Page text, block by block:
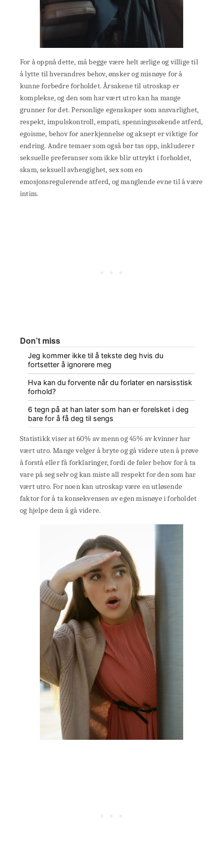
For å oppnå dette, må begge være helt ærlige og villige til
å lytte til hverandres behov, ønsker og misnøye for å
kunne forbedre forholdet. Årsakene til utroskap er
komplekse, og den som har vært utro kan ha mange
grunner for det. Personlige egenskaper som ansvarlighet,
respekt, impulskontroll, empati, spenningssøkende atferd,
egoisme, behov for anerkjennelse og aksept er viktige for
endring. Andre temaer som også bør tas opp, inkluderer
seksuelle preferanser som ikke blir uttrykt i forholdet,
skam, seksuell avhengighet, sex som en
emosjonsregulerende atferd, og manglende evne til å være
intim.
Don’t miss
Jeg kommer ikke til å tekste deg hvis du
fortsetter å ignorere meg
Hva kan du forvente når du forlater en narsisstisk
forhold?
6 tegn på at han later som han er forelsket i deg
bare for å få deg til sengs
Statistikk viser at 60% av menn og 45% av kvinner har
vært utro. Mange velger å bryte og gå videre uten å prøve
å forstå eller få forklaringer, fordi de føler behov for å ta
vare på seg selv og kan miste all respekt for den som har
vært utro. For noen kan utroskap være en utløsende
faktor for å ta konsekvensen av egen misnøye i forholdet
og hjelpe dem å gå videre.